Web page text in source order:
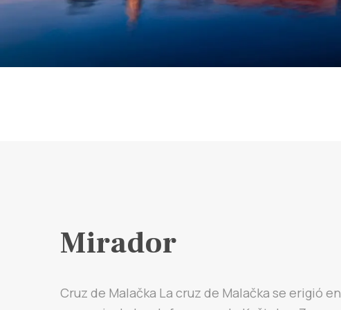
Mirador
Cruz de Malačka La cruz de Malačka se erigió en